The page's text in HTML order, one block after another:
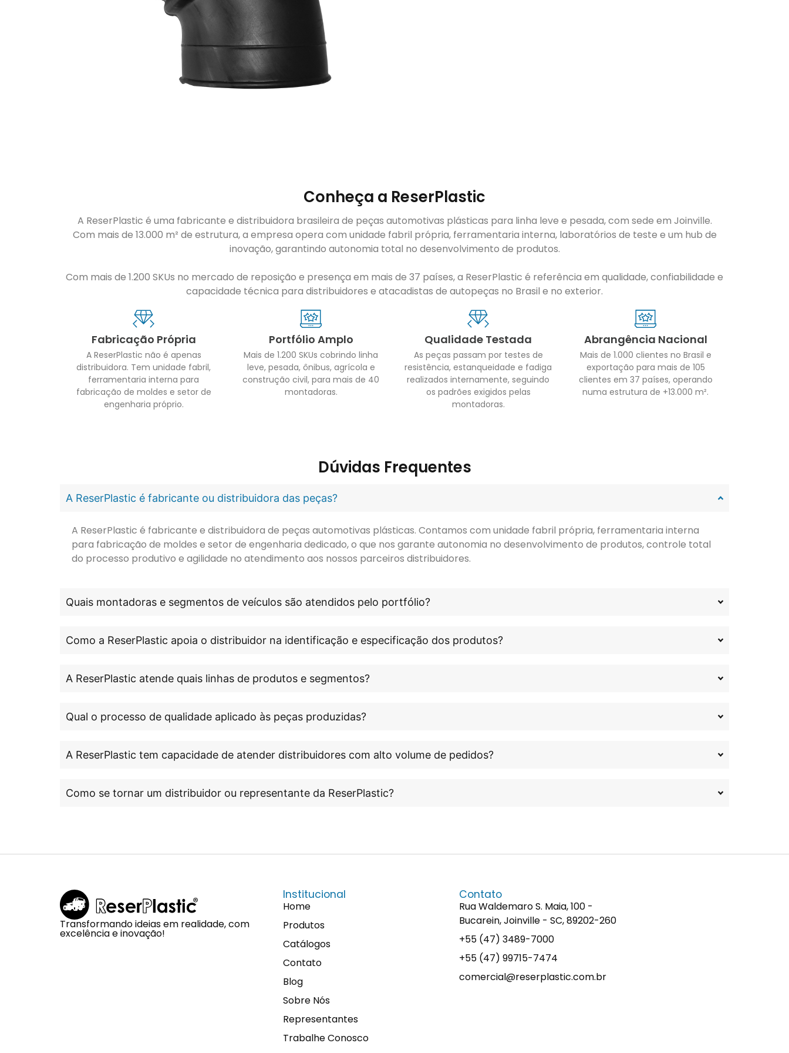
Conheça a ReserPlastic
A ReserPlastic é uma fabricante e distribuidora brasileira de peças automotivas plásticas para linha leve e pesada, com sede em Joinville.
Com mais de 13.000 m² de estrutura, a empresa opera com unidade fabril própria, ferramentaria interna, laboratórios de teste e um hub de
inovação, garantindo autonomia total no desenvolvimento de produtos.
Com mais de 1.200 SKUs no mercado de reposição e presença em mais de 37 países, a ReserPlastic é referência em qualidade, confiabilidade e
capacidade técnica para distribuidores e atacadistas de autopeças no Brasil e no exterior.
Fabricação Própria
A ReserPlastic não é apenas
distribuidora. Tem unidade fabril,
ferramentaria interna para
fabricação de moldes e setor de
engenharia próprio.
Portfólio Amplo
Mais de 1.200 SKUs cobrindo linha
leve, pesada, ônibus, agrícola e
construção civil, para mais de 40
montadoras.
Qualidade Testada
As peças passam por testes de
resistência, estanqueidade e fadiga
realizados internamente, seguindo
os padrões exigidos pelas
montadoras.
Abrangência Nacional
Mais de 1.000 clientes no Brasil e
exportação para mais de 105
clientes em 37 países, operando
numa estrutura de +13.000 m².
Dúvidas Frequentes
A ReserPlastic é fabricante ou distribuidora das peças?
A ReserPlastic é fabricante e distribuidora de peças automotivas plásticas. Contamos com unidade fabril própria, ferramentaria interna
para fabricação de moldes e setor de engenharia dedicado, o que nos garante autonomia no desenvolvimento de produtos, controle total
do processo produtivo e agilidade no atendimento aos nossos parceiros distribuidores.
Quais montadoras e segmentos de veículos são atendidos pelo portfólio?
Como a ReserPlastic apoia o distribuidor na identificação e especificação dos produtos?
A ReserPlastic atende quais linhas de produtos e segmentos?
Qual o processo de qualidade aplicado às peças produzidas?
A ReserPlastic tem capacidade de atender distribuidores com alto volume de pedidos?
Como se tornar um distribuidor ou representante da ReserPlastic?
Transformando ideias em realidade, com
excelência e inovação!
Institucional
Home
Produtos
Catálogos
Contato
Blog
Sobre Nós
Representantes
Trabalhe Conosco
Contato
Rua Waldemaro S. Maia, 100 -
Bucarein, Joinville - SC, 89202-260
+55 (47) 3489-7000
+55 (47) 99715-7474
comercial@reserplastic.com.br